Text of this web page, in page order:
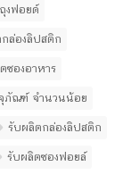
ถุงฟอยด์
ล่องลิปสติก
ซองอาหาร
ภัณฑ์ จํานวนน้อย
รับผลิตกล่องลิปสติก
รับผลิตซองฟอยล์